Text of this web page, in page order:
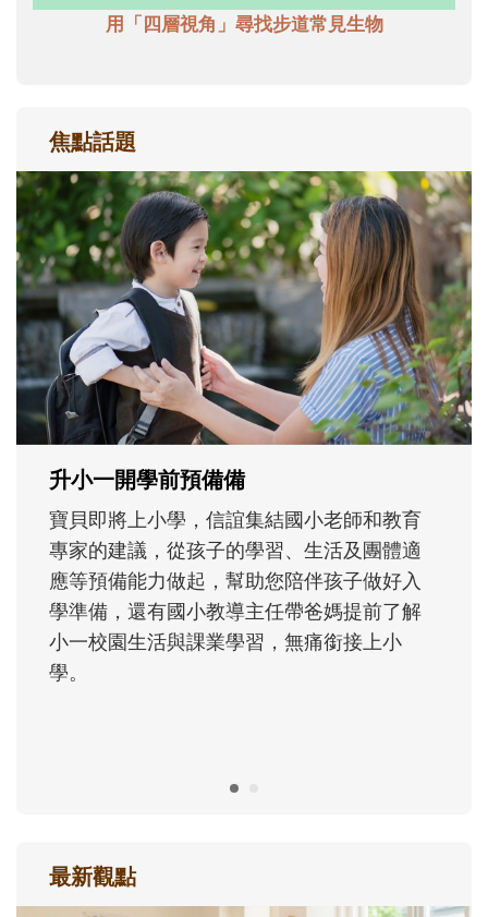
用「四層視角」尋找步道常見生物
焦點話題
和孩子一起長大的那個男人│讀懂父親的
不同模樣
沒有人天生就擅長當爸爸！男人總是在一次
次「前所未有」的體驗中，跟著孩子一起長
大。從給予安全感的肢體遊戲，到獨立自
主、角色認同及解決問題的能力養成。爸爸
正嘗試用不同的模樣，參與孩子每個重要的
最新觀點